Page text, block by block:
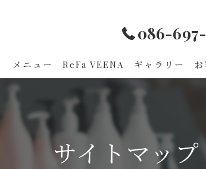
086-
メニュー ReFa VEENA ギャラリー
サイトマップ